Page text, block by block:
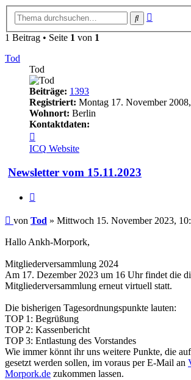
Suche
1 Beitrag • Seite 1 von 1
Tod
Tod
Beiträge: 1393
Registriert: Montag 17. November
Wohnort: Berlin
Kontaktdaten:
von
Tod
ICQ Website
Newsletter vom 15.11.2023
Beitrag
von Tod » Mittwoch 15. November 2023,
Hallo Ankh-Morpork,
Mitgliederversammlung 2024
Am 17. Dezember 2023 um 16 Uhr findet die
Mitgliederversammlung erneut virtuell statt.
Die bisherigen Tagesordnungspunkte lauten:
TOP 1: Begrüßung
TOP 2: Kassenbericht
TOP 3: Entlastung des Vorstandes
Wie immer könnt ihr uns weitere Punkte, die
gesetzt werden sollen, im voraus per E-Mail an
Morpork.de zukommen lassen.